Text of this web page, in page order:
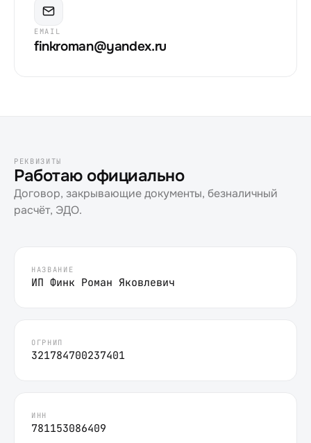
EMAIL
finkroman@yandex.ru
РЕКВИЗИТЫ
Работаю официально
Договор, закрывающие документы, безналичный
расчёт, ЭДО.
НАЗВАНИЕ
ИП Финк Роман Яковлевич
ОГРНИП
321784700237401
ИНН
781153086409